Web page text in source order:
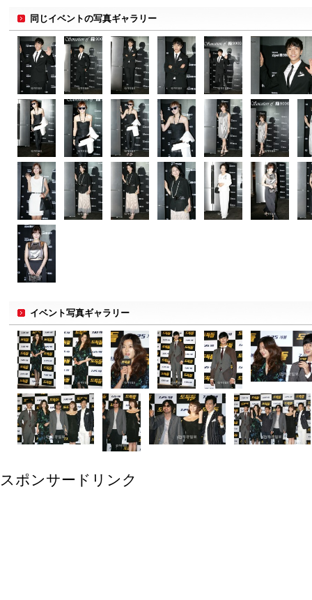
同じイベントの写真ギャラリー
イベント写真ギャラリー
スポンサードリンク